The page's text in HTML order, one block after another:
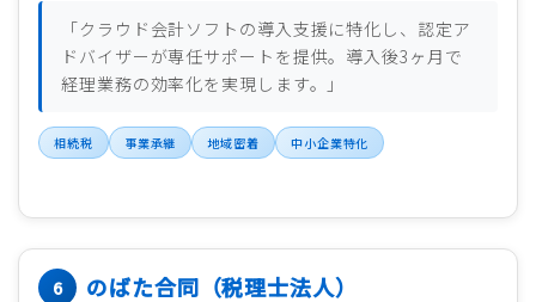
「クラウド会計ソフトの導入支援に特化し、認定ア
ドバイザーが専任サポートを提供。導入後3ヶ月で
経理業務の効率化を実現します。」
相続税 事業承継 地域密着 中小企業特化
のばた合同（税理士法人）